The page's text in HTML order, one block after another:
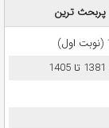
پربحث ترین